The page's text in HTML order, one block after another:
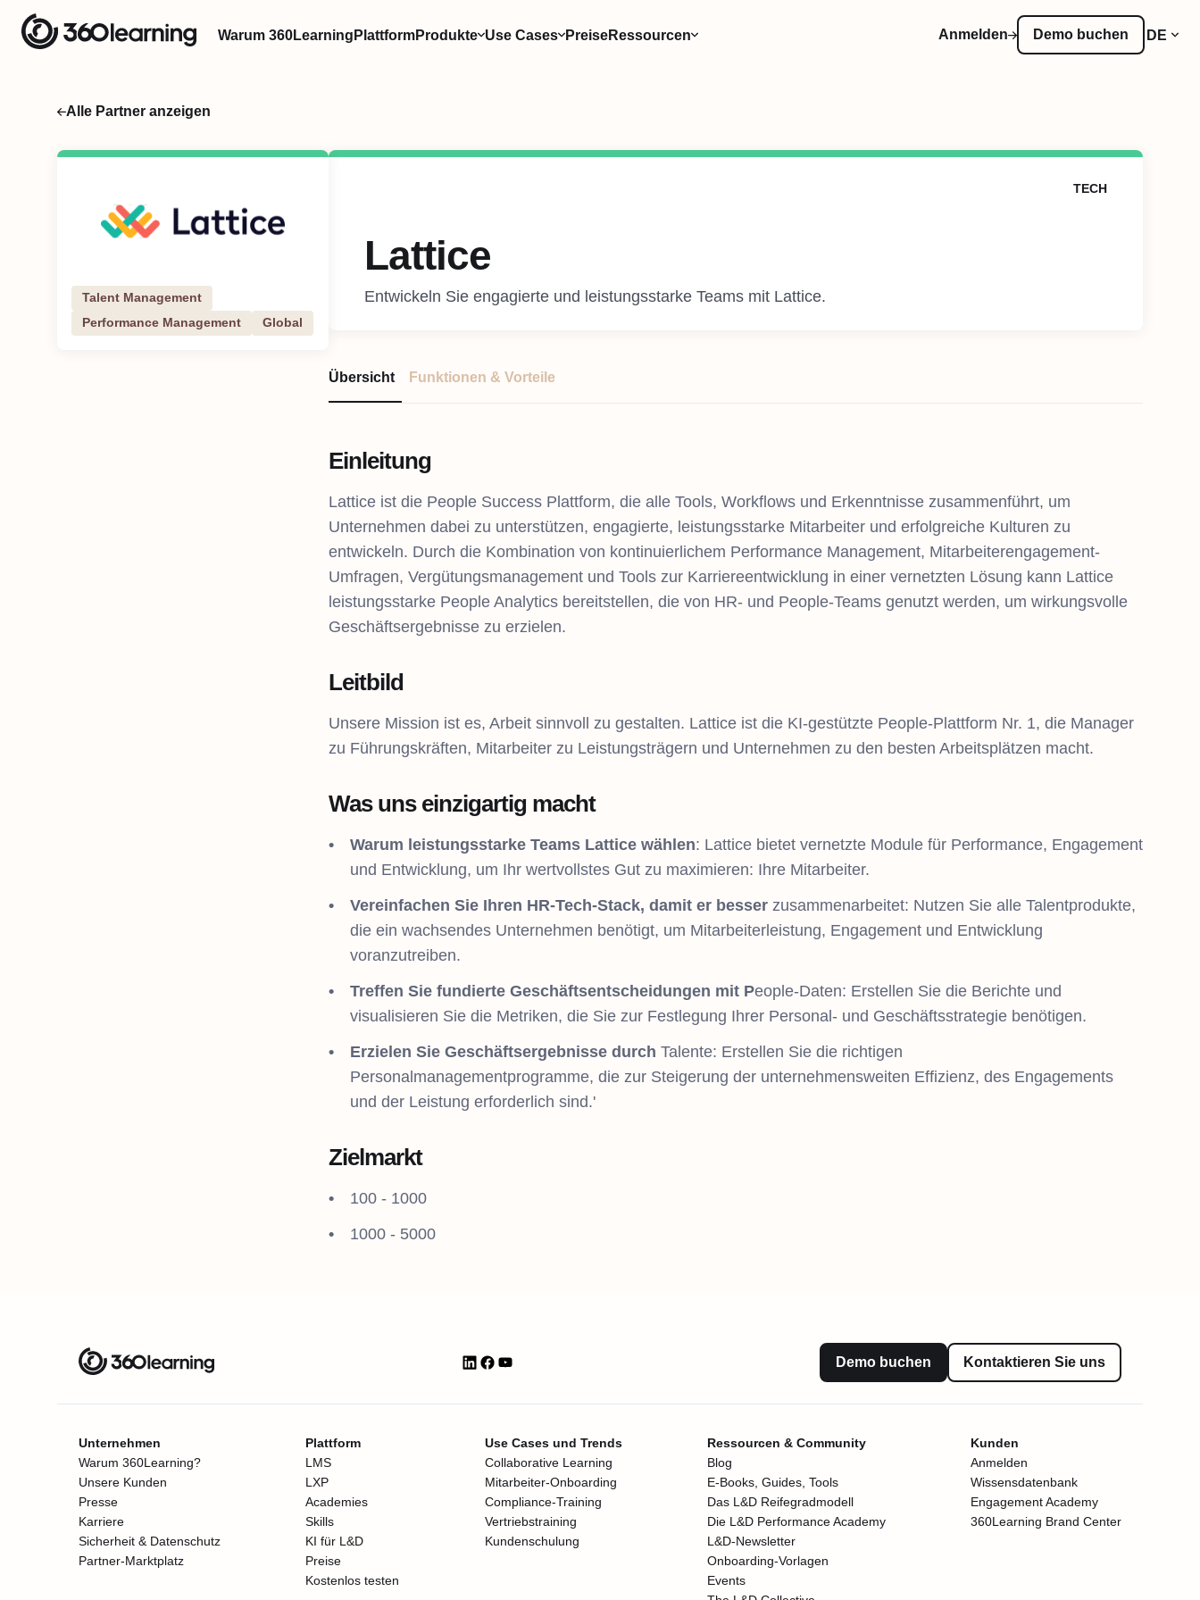
Warum 360Learning PlattformProdukte Use Cases PreiseRessourcen Anmelden Demo buchen DE
Alle Partner anzeigen
Talent Management
Performance Management
Global
TECH
Lattice
Entwickeln Sie engagierte und leistungsstarke Teams mit Lattice.
Übersicht Funktionen & Vorteile
Einleitung
Lattice ist die People Success Plattform, die alle Tools, Workflows und Erkenntnisse zusammenführt, um
Unternehmen dabei zu unterstützen, engagierte, leistungsstarke Mitarbeiter und erfolgreiche Kulturen zu
entwickeln. Durch die Kombination von kontinuierlichem Performance Management, Mitarbeiterengagement-
Umfragen, Vergütungsmanagement und Tools zur Karriereentwicklung in einer vernetzten Lösung kann Lattice
leistungsstarke People Analytics bereitstellen, die von HR- und People-Teams genutzt werden, um wirkungsvolle
Geschäftsergebnisse zu erzielen.
Leitbild
Unsere Mission ist es, Arbeit sinnvoll zu gestalten. Lattice ist die KI-gestützte People-Plattform Nr. 1, die Manager
zu Führungskräften, Mitarbeiter zu Leistungsträgern und Unternehmen zu den besten Arbeitsplätzen macht.
Was uns einzigartig macht
Warum leistungsstarke Teams Lattice wählen: Lattice bietet vernetzte Module für Performance, Engagement
und Entwicklung, um Ihr wertvollstes Gut zu maximieren: Ihre Mitarbeiter.
Vereinfachen Sie Ihren HR-Tech-Stack, damit er besser zusammenarbeitet: Nutzen Sie alle Talentprodukte,
die ein wachsendes Unternehmen benötigt, um Mitarbeiterleistung, Engagement und Entwicklung
voranzutreiben.
Treffen Sie fundierte Geschäftsentscheidungen mit People-Daten: Erstellen Sie die Berichte und
visualisieren Sie die Metriken, die Sie zur Festlegung Ihrer Personal- und Geschäftsstrategie benötigen.
Erzielen Sie Geschäftsergebnisse durch Talente: Erstellen Sie die richtigen
Personalmanagementprogramme, die zur Steigerung der unternehmensweiten Effizienz, des Engagements
und der Leistung erforderlich sind.'
Zielmarkt
100 - 1000
1000 - 5000
Demo buchen Kontaktieren Sie uns
Unternehmen
Warum 360Learning?
Unsere Kunden
Presse
Karriere
Sicherheit & Datenschutz
Partner-Marktplatz
Plattform
LMS
LXP
Academies
Skills
KI für L&D
Preise
Kostenlos testen
Use Cases und Trends
Collaborative Learning
Mitarbeiter-Onboarding
Compliance-Training
Vertriebstraining
Kundenschulung
Ressourcen & Community
Blog
E-Books, Guides, Tools
Das L&D Reifegradmodell
Die L&D Performance Academy
L&D-Newsletter
Onboarding-Vorlagen
Events
Kunden
Anmelden
Wissensdatenbank
Engagement Academy
360Learning Brand Center